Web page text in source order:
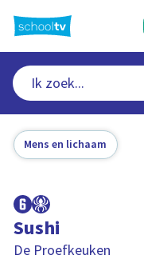
naar
hoofdinhoud
Mens en lichaam
Sushi
De Proefkeuken